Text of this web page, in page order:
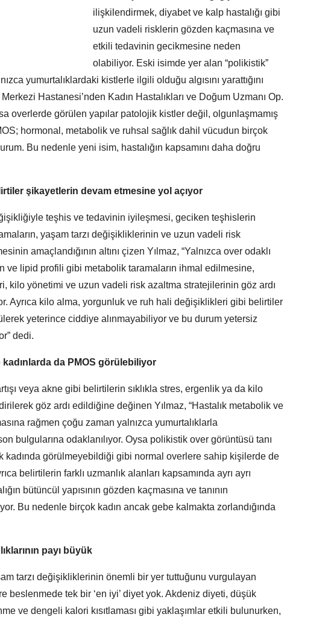
ilişkilendirmek, diyabet ve kalp hastalığı gibi
uzun vadeli risklerin gözden kaçmasına ve
etkili tedavinin gecikmesine neden
olabiliyor. Eski isimde yer alan “polikistik”
yumurtalıklardaki kistlerle ilgili olduğu algısını yarattığını
Hastanesi’nden Kadın Hastalıkları ve Doğum Uzmanı Op.
overlerde görülen yapılar patolojik kistler değil, olgunlaşmamış
hormonal, metabolik ve ruhsal sağlık dahil vücudun birçok
Bu nedenle yeni isim, hastalığın kapsamını daha doğru
şikayetlerin devam etmesine yol açıyor
teşhis ve tedavinin iyileşmesi, geciken teşhislerin
yaşam tarzı değişikliklerinin ve uzun vadeli risk
amaçlandığının altını çizen Yılmaz, “Yalnızca over odaklı
ve lipid profili gibi metabolik taramaların ihmal edilmesine,
kilo yönetimi ve uzun vadeli risk azaltma stratejilerinin göz ardı
Ayrıca kilo alma, yorgunluk ve ruh hali değişiklikleri gibi belirtiler
yeterince ciddiye alınmayabiliyor ve bu durum yetersiz
dedi.
da PMOS görülebiliyor
veya akne gibi belirtilerin sıklıkla stres, ergenlik ya da kilo
göz ardı edildiğine değinen Yılmaz, “Hastalık metabolik ve
rağmen çoğu zaman yalnızca yumurtalıklarla
bulgularına odaklanılıyor. Oysa polikistik over görüntüsü tanı
kadında görülmeyebildiği gibi normal overlere sahip kişilerde de
belirtilerin farklı uzmanlık alanları kapsamında ayrı ayrı
bütüncül yapısının gözden kaçmasına ve tanının
Bu nedenle birçok kadın ancak gebe kalmakta zorlandığında
payı büyük
tarzı değişikliklerinin önemli bir yer tuttuğunu vurgulayan
beslenmede tek bir ‘en iyi’ diyet yok. Akdeniz diyeti, düşük
ve dengeli kalori kısıtlaması gibi yaklaşımlar etkili bulunurken,